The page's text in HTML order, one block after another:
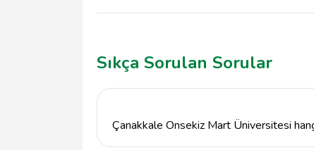
Sıkça Sorulan Sorular
Çanakkale Onsekiz Mart Üniversitesi